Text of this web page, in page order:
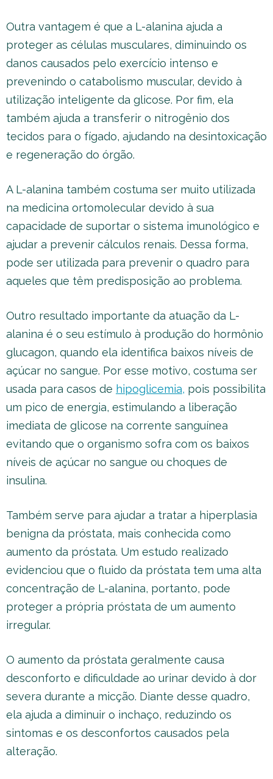
Outra vantagem é que a L-alanina ajuda a
proteger as células musculares, diminuindo os
danos causados ​​pelo exercício intenso e
prevenindo o catabolismo muscular, devido à
utilização inteligente da glicose. Por fim, ela
também ajuda a transferir o nitrogênio dos
tecidos para o fígado, ajudando na desintoxicação
e regeneração do órgão.
A L-alanina também costuma ser muito utilizada
na medicina ortomolecular devido à sua
capacidade de suportar o sistema imunológico e
ajudar a prevenir cálculos renais. Dessa forma,
pode ser utilizada para prevenir o quadro para
aqueles que têm predisposição ao problema.
Outro resultado importante da atuação da L-
alanina é o seu estímulo à produção do hormônio
glucagon, quando ela identifica baixos níveis de
açúcar no sangue. Por esse motivo, costuma ser
usada para casos de hipoglicemia, pois possibilita
um pico de energia, estimulando a liberação
imediata de glicose na corrente sanguínea
evitando que o organismo sofra com os baixos
níveis de açúcar no sangue ou choques de
insulina.
Também serve para ajudar a tratar a hiperplasia
benigna da próstata, mais conhecida como
aumento da próstata. Um estudo realizado
evidenciou que o fluido da próstata tem uma alta
concentração de L-alanina, portanto, pode
proteger a própria próstata de um aumento
irregular.
O aumento da próstata geralmente causa
desconforto e dificuldade ao urinar devido à dor
severa durante a micção. Diante desse quadro,
ela ajuda a diminuir o inchaço, reduzindo os
sintomas e os desconfortos causados pela
alteração.